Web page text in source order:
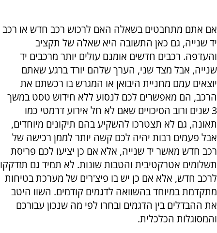
אם אתם מתחבטים בשאלה האם לרכוש רכב חדש או רכב
יד שנייה, גם כאן התשובה היא שאלה של תקציב
והעדפה. רכבים חדשים אומנם עולים יותר מרכבים יד
שנייה, אבל מצד שני, הערך שלהם יורד ברגע שאתם
יוצאים עמם מחניית היבואן או המגרש בו רכשתם את
הרכב, הם מאפשרים לכם לנסוע ללא חידוש טסט במשך
3 שנים ורוב הסיכויים שאם לא חל אירוע דרמטי כמו
תאונה, גם לא תצטרכו להשקיע בהם תיקונים מיוחדים,
אבל פעמים רבות יהיה לכם קשה יותר לממן רכישה של
רכב חדש מאשר יד שנייה, אלא אם כן יציעו לכם פריסת
תשלומים אטרקטיבית והטבות שונות. לא תמיד גם תזדקקו
לרכב חדש, אלא אם כן יש בו פיצ'רים של מערכת בטיחות
מתקדמת במיוחד בהשוואה לדגמים קודמים. השוו היטב
את ההבדלים בין הדגמים ובחרו לפי מה שנכון עבורכם
והמסוגלות הכלכלית.